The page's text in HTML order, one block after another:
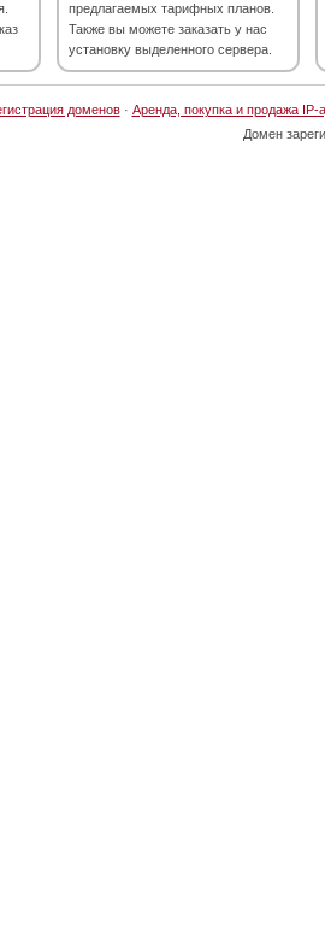
предлагаемых тарифных планов.
Также вы можете заказать у нас
установку выделенного сервера.
доменов· Аренда, покупка и продажа IP-
Домен